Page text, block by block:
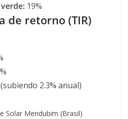
19%
de retorno (TIR)
2.3% anual)
Solar Mendubim (Brasil)